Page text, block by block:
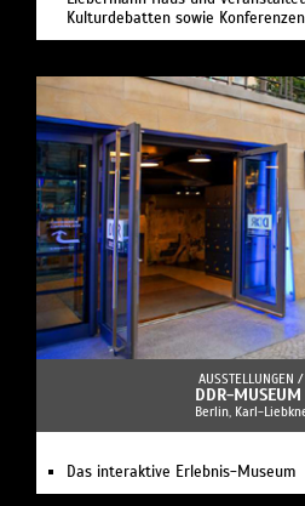
Kulturdebatten sowie
AUSSTELLUNGEN /
DDR-MUSEUM
Berlin, Karl-
Das interaktive Erlebnis-Museum